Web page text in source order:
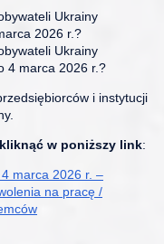
Ukrainy
2026 r.?
Ukrainy
4 marca 2026 r.?
i instytucji
w poniższy link:
marca 2026 r. –
na pracę /